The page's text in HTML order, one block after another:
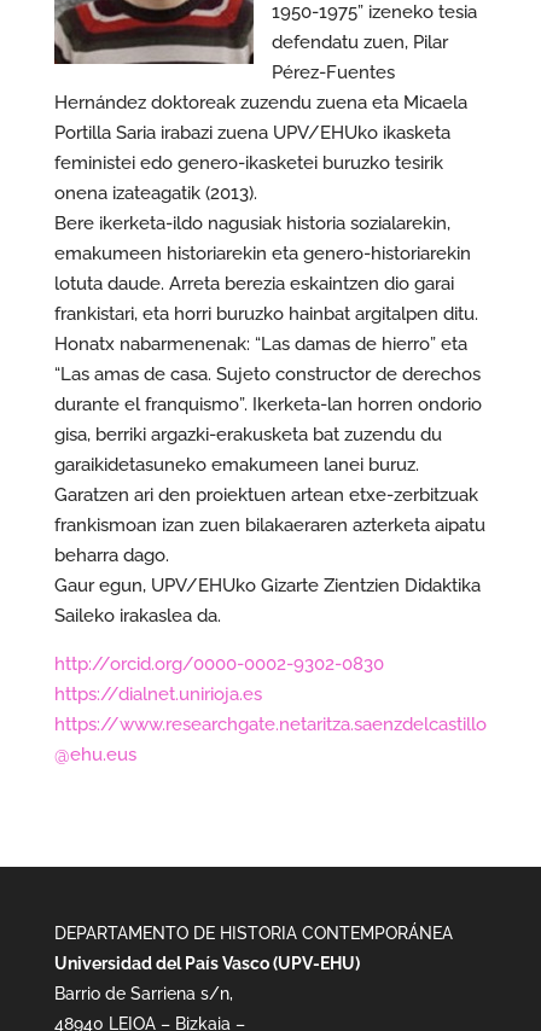
1950-1975” izeneko tesia
defendatu zuen, Pilar
Pérez-Fuentes
Hernández doktoreak zuzendu zuena eta Micaela
Portilla Saria irabazi zuena UPV/EHUko ikasketa
feministei edo genero-ikasketei buruzko tesirik
onena izateagatik (2013).
Bere ikerketa-ildo nagusiak historia sozialarekin,
emakumeen historiarekin eta genero-historiarekin
lotuta daude. Arreta berezia eskaintzen dio garai
frankistari, eta horri buruzko hainbat argitalpen ditu.
Honatx nabarmenenak: “Las damas de hierro” eta
“Las amas de casa. Sujeto constructor de derechos
durante el franquismo”. Ikerketa-lan horren ondorio
gisa, berriki argazki-erakusketa bat zuzendu du
garaikidetasuneko emakumeen lanei buruz.
Garatzen ari den proiektuen artean etxe-zerbitzuak
frankismoan izan zuen bilakaeraren azterketa aipatu
beharra dago.
Gaur egun, UPV/EHUko Gizarte Zientzien Didaktika
Saileko irakaslea da.
http://orcid.org/0000-0002-9302-0830
https://dialnet.unirioja.es
https://www.researchgate.netaritza.saenzdelcastillo
@ehu.eus
DEPARTAMENTO DE HISTORIA CONTEMPORÁNEA
Universidad del País Vasco (UPV-EHU)
Barrio de Sarriena s/n,
48940 LEIOA – Bizkaia –